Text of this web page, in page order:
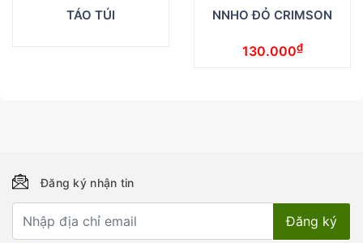
TÁO TÚI NNHO ĐỎ CRIMSON
130.000₫
Đăng ký nhận tin